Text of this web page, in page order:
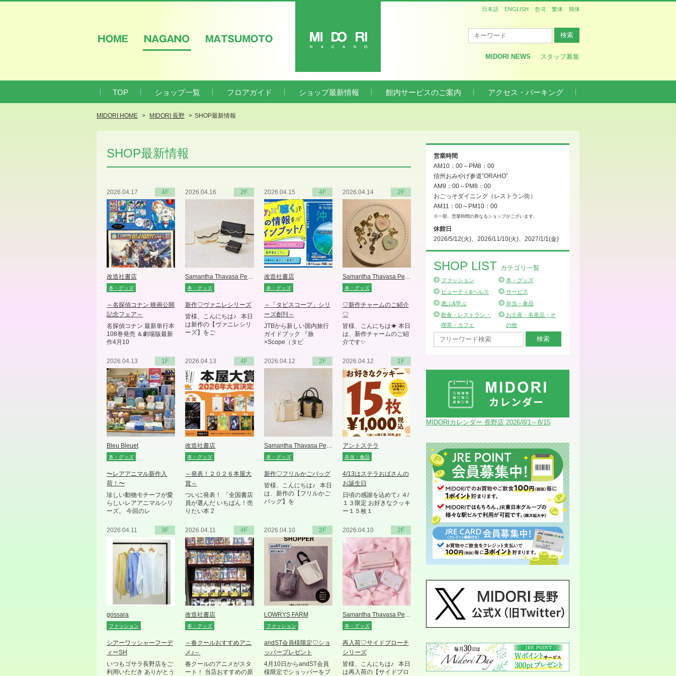
MIDORI NEWS
スタッフ募集
日本語 ENGLISH 한국 繁体 簡体
TOP ショップ一覧 フロアガイド ショップ最新情報 館内サービスのご案内 アクセス・パーキング
MIDORI HOME MIDORI 長野 SHOP最新情報
SHOP最新情報
4F
2026.04.17
改造社書店
本・グッズ
～名探偵コナン 映画公開
記念フェア～
名探偵コナン 最新単行本
108巻発売 ＆劇場版最新
作4月10
2F
2026.04.16
Samantha Thavasa Petit Choice
本・グッズ
新作♡ヴァニレシリーズ
皆様、こんにちは♪ 本日
は新作の【ヴァニレシリ
ーズ】をご
4F
2026.04.15
改造社書店
本・グッズ
～「タビスコープ」シリ
ーズ創刊～
JTBから新しい国内旅行
ガイドブック 『旅
×Scope（タビ
2F
2026.04.14
Samantha Thavasa Petit Choice
本・グッズ
♡新作チャームのご紹介
♡
皆様、こんにちは☀︎ 本日
は、新作チャームのご紹
介です✨
1F
2026.04.13
Bleu Bleuet
本・グッズ
〜レアアニマル新作入
荷！〜
珍しい動物モチーフが愛
らしいレアアニマルシリ
ーズ。 今回のレ
4F
2026.04.13
改造社書店
本・グッズ
～発表！２０２６本屋大
賞～
ついに発表！ 「全国書店
員が選んだ いちばん！売
りたい本 2
2F
2026.04.12
Samantha Thavasa Petit Choice
本・グッズ
新作♡フリルかごバッグ
皆様、こんにちは♪ 本日
は、新作の【フリルかご
バッグ】を
1F
2026.04.12
アントステラ
弁当・食品
4/13はステラおばさんの
お誕生日
日頃の感謝を込めて♪ ４/
１３限定 お好きなクッキ
ー１５枚１
3F
2026.04.11
gossara
ファッション
シアーワッシャーフーデ
ィーSH
いつもゴサラ長野店をご
利用いただき ありがとう
4F
2026.04.11
改造社書店
本・グッズ
～春クールおすすめアニ
メ♪～
春クールのアニメがスタ
ート！ 当店おすすめの原
2F
2026.04.10
LOWRYS FARM
ファッション
andST会員様限定♡ショ
ッパープレゼント
4月10日からandST会員
様限定でショッパーをプ
2F
2026.04.10
Samantha Thavasa Petit Choice
本・グッズ
再入荷♡サイドブローチ
シリーズ
皆様、こんにちは♪ 本日
は再入荷の【サイドブロ
営業時間
AM10：00～PM8：00
信州おみやげ参道”ORAHO”
AM9：00～PM8：00
おごっそダイニング（レストラン街）
AM11：00～PM10：00
※一部、営業時間の異なるショップがございます。
休館日
2026/5/12(火)、2026/11/10(火)、2027/1/1(金)
SHOP LIST カテゴリ一覧
ファッション
本・グッズ
ビューティ&ヘルス
サービス
遊ぶ&学ぶ
弁当・食品
飲食・レストラン・
喫茶・カフェ
お土産・名産品・そ
の他
MIDORIカレンダー 長野店 2026/8/1～8/15